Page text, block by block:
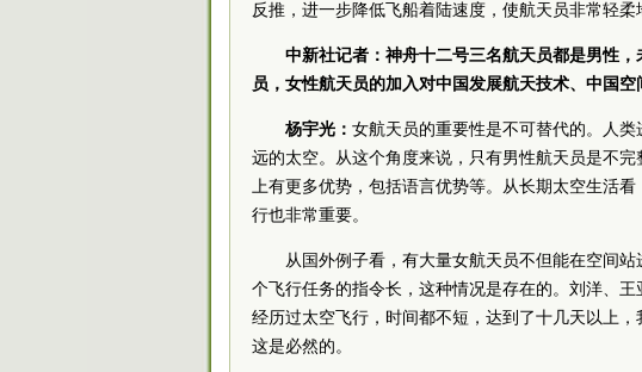
反推，进一步降低飞船着陆速度，使航天员非常轻柔
中新社记者：神舟十二号三名航天员都是男性
员，女性航天员的加入对中国发展航天技术、中国空
杨宇光： 女航天员的重要性是不可替代的。人
远的太空。从这个角度来说，只有男性航天员是不
上有更多优势，包括语言优势等。从长期太空生活
行也非常重要。
从国外例子看，有大量女航天员不但能在空间
个飞行任务的指令长，这种情况是存在的。刘洋、
经历过太空飞行，时间都不短，达到了十几天以上
这是必然的。